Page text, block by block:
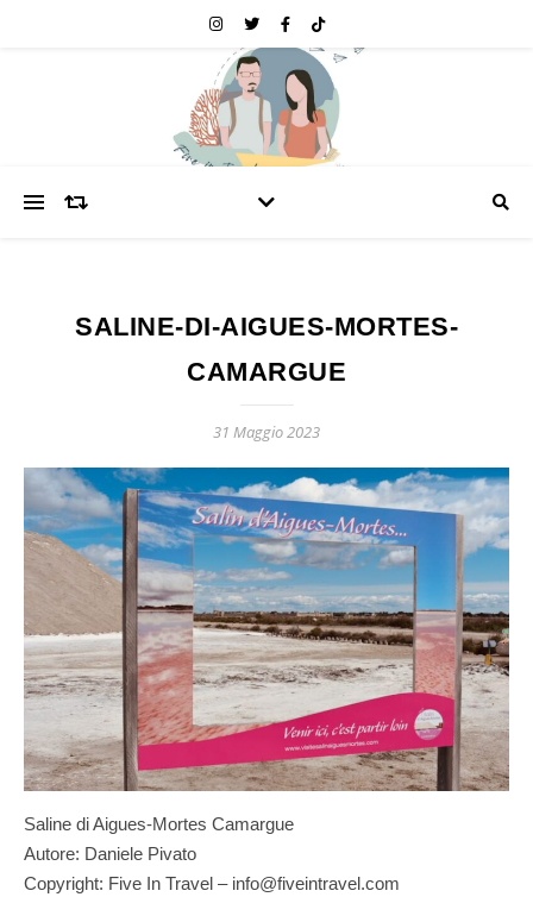
SALINE-DI-AIGUES-MORTES-
CAMARGUE
31 Maggio 2023
Saline di Aigues-Mortes Camargue
Autore: Daniele Pivato
Copyright: Five In Travel – info@fiveintravel.com